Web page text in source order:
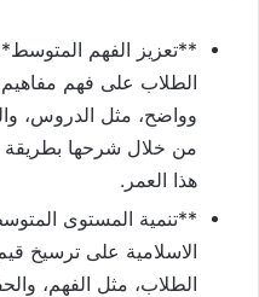
**تعزيز الفهم
الطلاب على فهم
وواضح، مثل الدروس،
من خلال شرحها
هذا العمر.
**تنمية المستوى
الاسلامية على ترسيخ
الطلاب، مثل الفهم،